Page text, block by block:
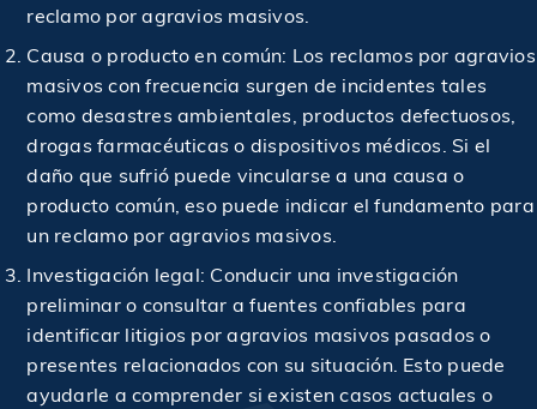
$1,000,000 Acuerdo en un caso de lesiones personales
$1,000,000 Acuerdo en caso de accidente de coche
$1,000,050 Veredicto en un caso de accidente automovilístico
$1,000,050 Otorgado en un caso de accidente de autobús
$1,000,180
Otorgado en un caso de muerte por negligencia que
involucra a un bebé
reclamo por agravios masivos.
Causa o producto en común: Los reclamos por agravios
masivos con frecuencia surgen de incidentes tales
como desastres ambientales, productos defectuosos,
drogas farmacéuticas o dispositivos médicos. Si el
daño que sufrió puede vincularse a una causa o
producto común, eso puede indicar el fundamento para
un reclamo por agravios masivos.
Investigación legal: Conducir una investigación
preliminar o consultar a fuentes confiables para
identificar litigios por agravios masivos pasados o
presentes relacionados con su situación. Esto puede
ayudarle a comprender si existen casos actuales o